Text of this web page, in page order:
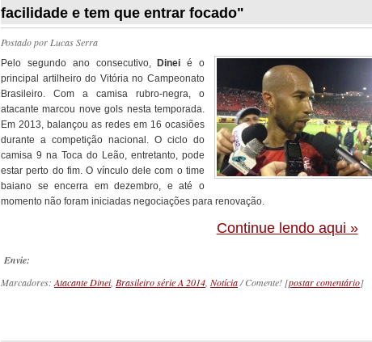
facilidade e tem que entrar focado"
Postado por Lucas Serra
Pelo segundo ano consecutivo, Dinei é o
principal artilheiro do Vitória no Campeonato
Brasileiro. Com a camisa rubro-negra, o
atacante marcou nove gols nesta temporada.
Em 2013, balançou as redes em 16 ocasiões
durante a competição nacional. O ciclo do
camisa 9 na Toca do Leão, entretanto, pode
estar perto do fim. O vínculo dele com o time
baiano se encerra em dezembro, e até o
momento não foram iniciadas negociações para renovação.
Continue lendo aqui »
Envie:
Marcadores: Atacante Dinei, Brasileiro série A 2014 Notícia/ Comente! [postar comentário]